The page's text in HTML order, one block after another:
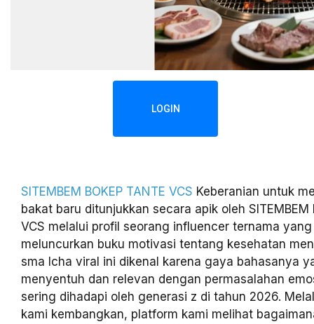
LOGIN
SITEMBEM BOKEP TANTE VCS Keberanian untuk
bakat baru ditunjukkan secara apik oleh SITEMBEM
VCS melalui profil seorang influencer ternama
meluncurkan buku motivasi tentang kesehatan
sma Icha viral ini dikenal karena gaya bahasanya
menyentuh dan relevan dengan permasalahan
sering dihadapi oleh generasi z di tahun 2026.
kami kembangkan, platform kami melihat